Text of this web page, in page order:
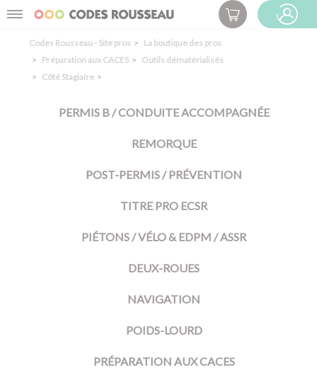
Menu
Codes Rousseau - Site pros
La boutique des pros
Préparation aux CACES
Outils dématérialisés
Côté Stagiaire
PERMIS B / CONDUITE ACCOMPAGNÉE
REMORQUE
POST-PERMIS / PRÉVENTION
TITRE PRO ECSR
PIÉTONS / VÉLO & EDPM / ASSR
DEUX-ROUES
NAVIGATION
POIDS-LOURD
PRÉPARATION AUX CACES
Panneau de gestion des cookies